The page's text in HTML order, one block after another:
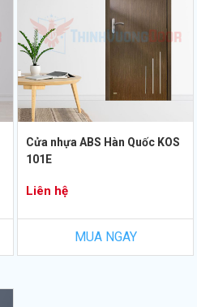
Cửa nhựa ABS Hàn Quốc KOS
101E
Liên hệ
MUA NGAY